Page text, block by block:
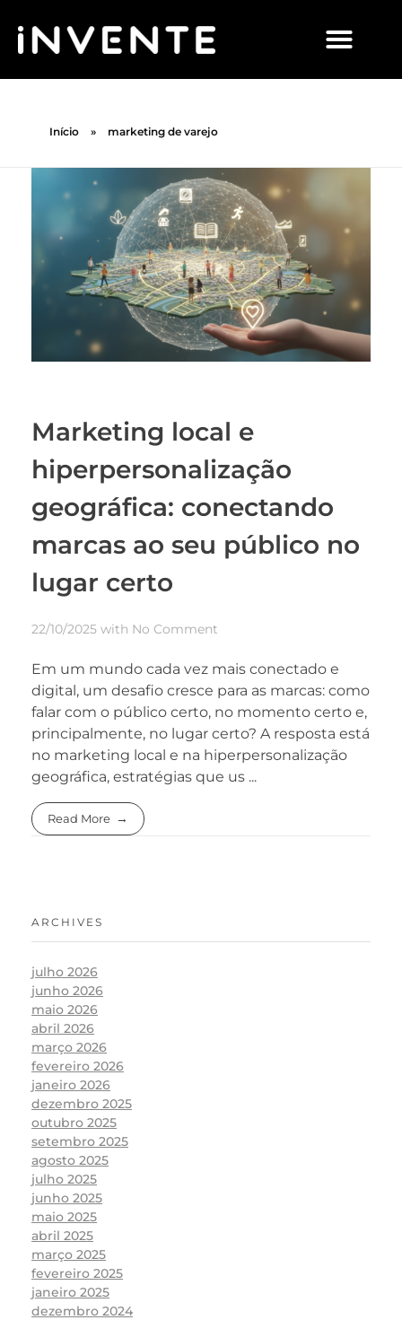
Início » marketing de varejo
Marketing local e
hiperpersonalização
geográfica: conectando
marcas ao seu público no
lugar certo
22/10/2025 with No Comment
Em um mundo cada vez mais conectado e
digital, um desafio cresce para as marcas: como
falar com o público certo, no momento certo e,
principalmente, no lugar certo? A resposta está
no marketing local e na hiperpersonalização
geográfica, estratégias que us ...
Read More
ARCHIVES
julho 2026
junho 2026
maio 2026
abril 2026
março 2026
fevereiro 2026
janeiro 2026
dezembro 2025
outubro 2025
setembro 2025
agosto 2025
julho 2025
junho 2025
maio 2025
abril 2025
março 2025
fevereiro 2025
janeiro 2025
dezembro 2024